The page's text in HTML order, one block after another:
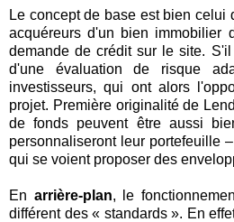
Le concept de base est bien celui
acquéreurs d'un bien immobilier
demande de crédit sur le site.
d'une évaluation de risque
investisseurs, qui ont alors
projet. Première originalité de
de fonds peuvent être aussi
personnaliseront leur portefeuille
qui se voient proposer des
En arrière-plan, le
différent des « standards ». En